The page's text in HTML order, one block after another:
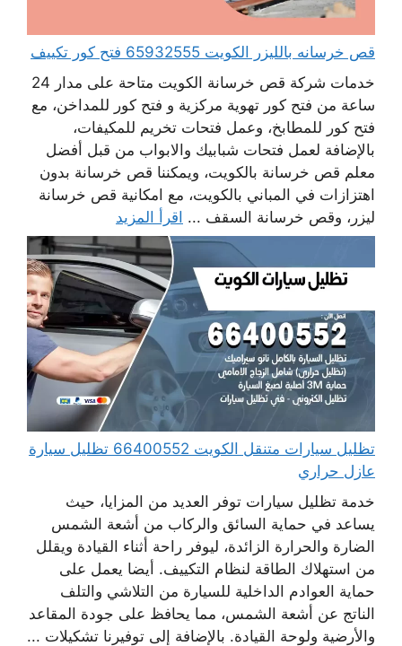
قص خرسانه بالليزر الكويت 65932555 فتح كور تكييف
خدمات شركة قص خرسانة الكويت متاحة على مدار 24
ساعة من فتح كور تهوية مركزية و فتح كور للمداخن، مع
فتح كور للمطابخ، وعمل فتحات تخريم للمكيفات،
بالإضافة لعمل فتحات شبابيك والابواب من قبل أفضل
معلم قص خرسانة بالكويت، ويمكننا قص خرسانة بدون
اهتزازات في المباني بالكويت، مع امكانية قص خرسانة
ليزر، وقص خرسانة السقف ... اقرأ المزيد
تظليل سيارات متنقل الكويت 66400552 تظليل سيارة
عازل حراري
خدمة تظليل سيارات توفر العديد من المزايا، حيث
يساعد في حماية السائق والركاب من أشعة الشمس
الضارة والحرارة الزائدة، ليوفر راحة أثناء القيادة ويقلل
من استهلاك الطاقة لنظام التكييف. أيضا يعمل على
حماية العوادم الداخلية للسيارة من التلاشي والتلف
الناتج عن أشعة الشمس، مما يحافظ على جودة المقاعد
والأرضية ولوحة القيادة. بالإضافة إلى توفيرنا تشكيلات ...